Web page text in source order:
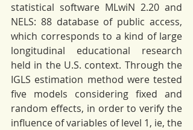
statistical software MLwiN 2.20 and
NELS: 88 database of public access,
which corresponds to a kind of large
longitudinal educational research
held in the U.S. context. Through the
IGLS estimation method were tested
five models considering fixed and
random effects, in order to verify the
influence of variables of level 1, ie, the